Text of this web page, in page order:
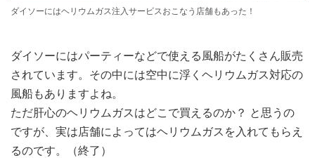
ダイソーにはヘリウムガス注入サービスおこなう店舗もあった！
ダイソーにはパーティーなどで使える風船がたくさん販売
されています。その中には空中に浮くヘリウムガス対応の
風船もありますよね。
ただ肝心のヘリウムガスはどこで買えるのか？ と思うの
ですが、実は店舗によってはヘリウムガスを入れてもらえ
るのです。（終了）